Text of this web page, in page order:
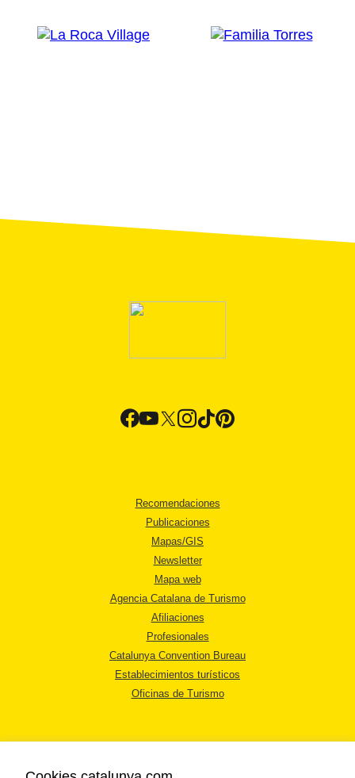
Recomendaciones
Publicaciones
Mapas/GIS
Newsletter
Mapa web
Agencia Catalana de Turismo
Afiliaciones
Profesionales
Catalunya Convention Bureau
Establecimientos turísticos
Oficinas de Turismo